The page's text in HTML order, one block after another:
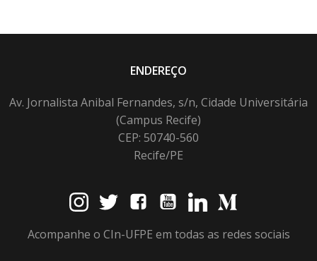
ENDEREÇO
Av. Jornalista Anibal Fernandes, s/n, Cidade Universitária
(Campus Recife)
CEP: 50740-560
Recife/PE
Acompanhe o CIn-UFPE em todas as redes sociais